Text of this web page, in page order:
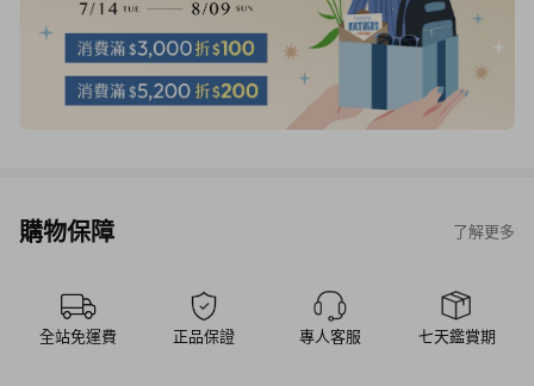
購物保障 了解更多
全站免運費 正品保證 專人客服 七天鑑賞期